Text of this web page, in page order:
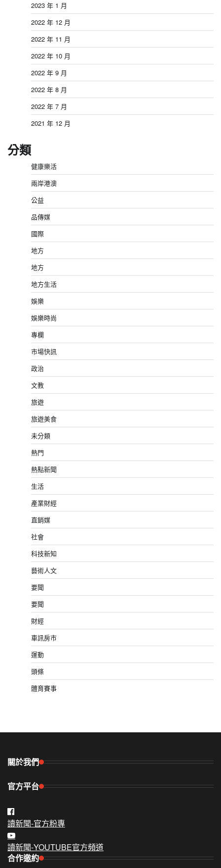
2023 年 1 月
2022 年 12 月
2022 年 11 月
2022 年 10 月
2022 年 9 月
2022 年 8 月
2022 年 7 月
2021 年 12 月
分類
健康樂活
兩岸港澳
公益
品傳媒
國際
地方
地方
地方生活
娛樂
娛樂時尚
專欄
市場快訊
政治
文教
旅遊
旅遊美食
未分類
熱門
熱點新聞
生活
產業財經
直銷媒
社會
科技新知
藝術人文
要聞
要聞
財經
車訊房市
運動
頭條
體育賽事
關於我們
官方平台
讀新聞-官方粉專
讀新聞-YOUTUBE官方頻道
合作邀約